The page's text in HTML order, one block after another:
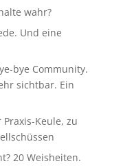
wahr?
Und eine
bye Community.
sichtbar. Ein
Keule, zu
20 Weisheiten.